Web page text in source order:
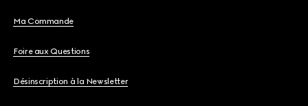
Ma Commande
Foire aux Questions
Désinscription à la Newsletter